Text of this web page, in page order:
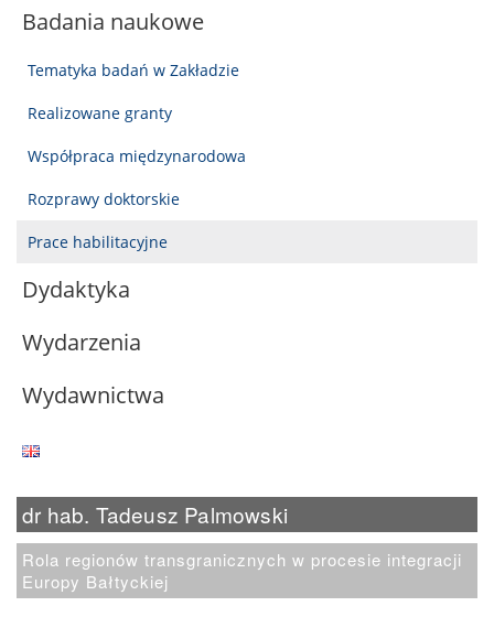
Badania naukowe
Tematyka badań w Zakładzie
Realizowane granty
Współpraca międzynarodowa
Rozprawy doktorskie
Prace habilitacyjne
Dydaktyka
Wydarzenia
Wydawnictwa
dr hab. Tadeusz Palmowski
Rola regionów transgranicznych w procesie integracji
Europy Bałtyckiej